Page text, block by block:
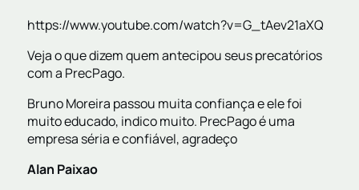
https://www.youtube.com/watch?v=G_tAev21aXQ
Veja o que dizem quem antecipou seus precatórios
com a PrecPago.
Bruno Moreira passou muita confiança e ele foi
muito educado, indico muito. PrecPago é uma
empresa séria e confiável, agradeço
Alan Paixao